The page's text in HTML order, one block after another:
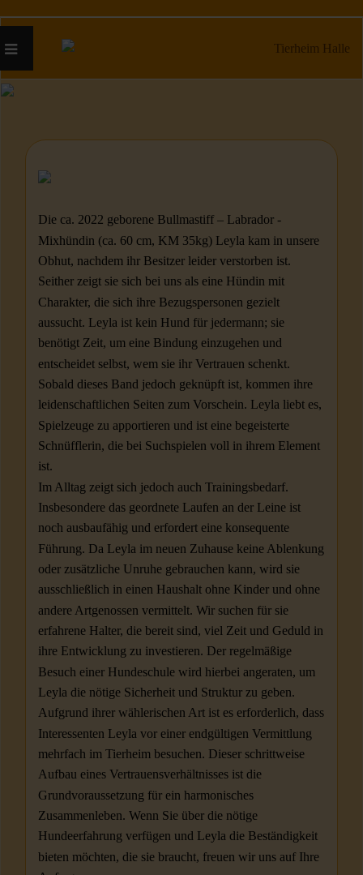
Die ca. 2022 geborene Bullmastiff – Labrador -
Mixhündin (ca. 60 cm, KM 35kg) Leyla kam in unsere
Obhut, nachdem ihr Besitzer leider verstorben ist.
Seither zeigt sie sich bei uns als eine Hündin mit
Charakter, die sich ihre Bezugspersonen gezielt
aussucht. Leyla ist kein Hund für jedermann; sie
benötigt Zeit, um eine Bindung einzugehen und
entscheidet selbst, wem sie ihr Vertrauen schenkt.
Sobald dieses Band jedoch geknüpft ist, kommen ihre
leidenschaftlichen Seiten zum Vorschein. Leyla liebt es,
Spielzeuge zu apportieren und ist eine begeisterte
Schnüfflerin, die bei Suchspielen voll in ihrem Element
ist.
Im Alltag zeigt sich jedoch auch Trainingsbedarf.
Insbesondere das geordnete Laufen an der Leine ist
noch ausbaufähig und erfordert eine konsequente
Führung. Da Leyla im neuen Zuhause keine Ablenkung
oder zusätzliche Unruhe gebrauchen kann, wird sie
ausschließlich in einen Haushalt ohne Kinder und ohne
andere Artgenossen vermittelt. Wir suchen für sie
erfahrene Halter, die bereit sind, viel Zeit und Geduld in
ihre Entwicklung zu investieren. Der regelmäßige
Besuch einer Hundeschule wird hierbei angeraten, um
Leyla die nötige Sicherheit und Struktur zu geben.
Aufgrund ihrer wählerischen Art ist es erforderlich, dass
Interessenten Leyla vor einer endgültigen Vermittlung
mehrfach im Tierheim besuchen. Dieser schrittweise
Aufbau eines Vertrauensverhältnisses ist die
Grundvoraussetzung für ein harmonisches
Zusammenleben. Wenn Sie über die nötige
Hundeerfahrung verfügen und Leyla die Beständigkeit
bieten möchten, die sie braucht, freuen wir uns auf Ihre